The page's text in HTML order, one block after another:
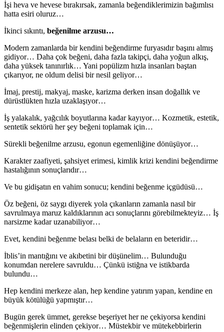
İşi heva ve hevese bırakırsak, zamanla beğendiklerimizin bağımlısı
hatta esiri oluruz…
İkinci sıkıntı, beğenilme arzusu…
Modern zamanlarda bir kendini beğendirme furyasıdır başını almış
gidiyor… Daha çok beğeni, daha fazla takipçi, daha yoğun alkış,
daha yüksek tanınırlık… Yani popülizm hızla insanları baştan
çıkarıyor, ne oldum delisi bir nesil geliyor…
İmaj, prestij, makyaj, maske, karizma derken insan doğallık ve
dürüstlükten hızla uzaklaşıyor…
İş yalakalık, yağcılık boyutlarına kadar kayıyor… Kozmetik, estetik,
sentetik sektörü her şey beğeni toplamak için…
Sürekli beğenilme arzusu, egonun egemenliğine dönüşüyor…
Karakter zaafiyeti, şahsiyet erimesi, kimlik krizi kendini beğendirme
hastalığının sonuçlarıdır…
Ve bu gidişatın en vahim sonucu; kendini beğenme içgüdüsü…
Öz beğeni, öz saygı diyerek yola çıkanların zamanla nasıl bir
savrulmaya maruz kaldıklarının acı sonuçlarını görebilmekteyiz… İş
narsizme kadar uzanabiliyor…
Evet, kendini beğenme belası belki de belaların en beteridir…
İblis’in mantığını ve akıbetini bir düşünelim… Bulunduğu
konumdan nerelere savruldu… Çünkü istiğna ve istikbarda
bulundu…
Hep kendini merkeze alan, hep kendine yatırım yapan, kendine en
büyük kötülüğü yapmıştır…
Bugün gerek ümmet, gerekse beşeriyet her ne çekiyorsa kendini
beğenmişlerin elinden çekiyor… Müstekbir ve mütekebbirlerin